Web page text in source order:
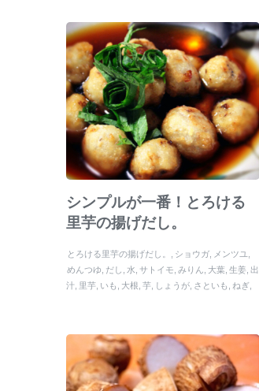
シンプルが一番！とろける
里芋の揚げだし。
とろける里芋の揚げだし。 ショウガ
メンツユ
めんつゆ だし 水 サトイモ みりん 大葉 生姜 出
汁 里芋 いも 大根 芋 しょうが さといも
ねぎ